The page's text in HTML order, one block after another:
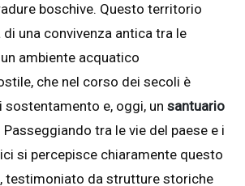
boschive. Questo territorio
una convivenza antica tra le
ambiente acquatico
che nel corso dei secoli è
e, oggi, un santuario
Passeggiando tra le vie del paese e i
si percepisce chiaramente questo
testimoniato da strutture storiche